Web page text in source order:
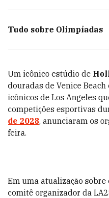
Tudo sobre Olimpíadas
Um icônico estúdio de
douradas de Venice
icônicos de Los Angeles
competições esportivas
de 2028, anunciaram os
feira.
Em uma atualização sobre
comitê organizador da